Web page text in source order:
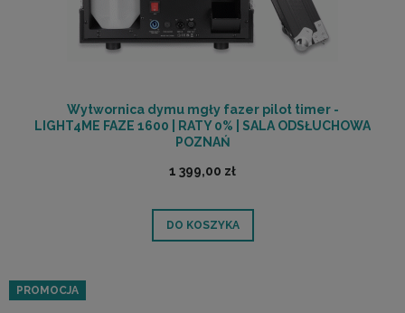
Wytwornica dymu mgły fazer pilot timer -
LIGHT4ME FAZE 1600 | RATY 0% | SALA ODSŁUCHOWA
POZNAŃ
1 399,00 zł
DO KOSZYKA
PROMOCJA